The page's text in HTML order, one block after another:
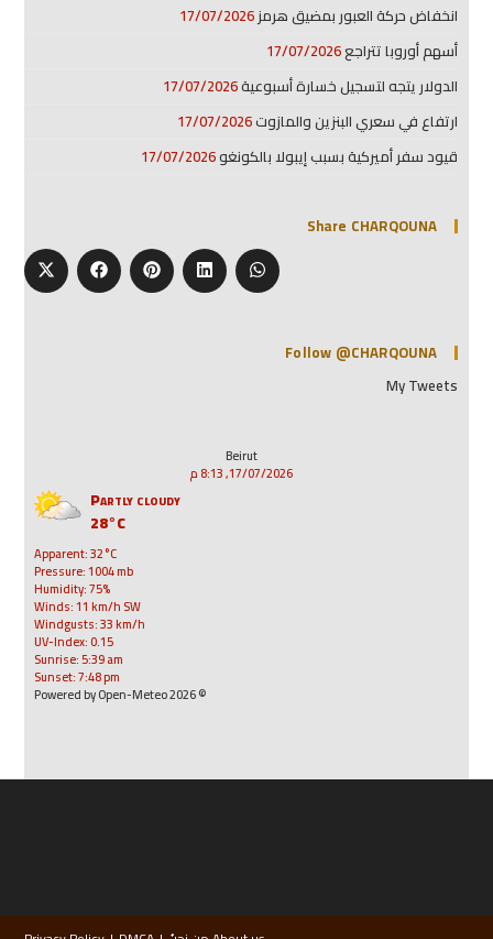
انخفاض حركة العبور بمضيق هرمز17/07/2026
أسهم أوروبا تتراجع17/07/2026
الدولار يتجه لتسجيل خسارة أسبوعية17/07/2026
ارتفاع في سعري البنزين والمازوت17/07/2026
قيود سفر أميركية بسبب إيبولا بالكونغو17/07/2026
Share CHARQOUNA
Follow @CHARQOUNA
My Tweets
Beirut
17/07/2026, 8:13 م
Partly cloudy
28°C
Apparent: 32°C
Pressure: 1004 mb
Humidity: 75%
Winds: 11 km/h SW
Windgusts: 33 km/h
UV-Index: 0.15
Sunrise: 5:39 am
Sunset: 7:48 pm
© 2026 Powered by Open-Meteo